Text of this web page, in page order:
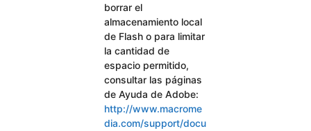
borrar el
almacenamiento local
de Flash o para limitar
la cantidad de
espacio permitido,
consultar las páginas
de Ayuda de Adobe:
http://www.macrome
dia.com/support/docu